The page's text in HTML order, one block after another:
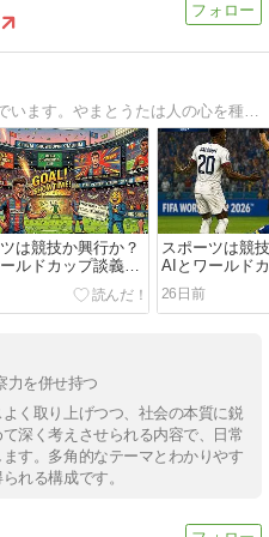
は競技か興行か？
ルドカップ談義
スポーツは競
AIとワールド
（上）
26日前
力を併せ持つ
く取り上げつつ、社会の本質に鋭
深く考えさせられる内容で、日常
す。多角的なテーマとわかりやす
れる構成です。